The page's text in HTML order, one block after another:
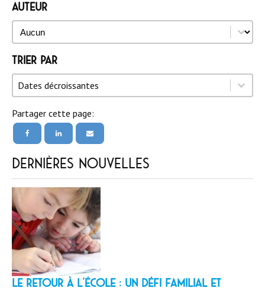
Auteur
Auteur
Auteur
Trier par
Trier par
Trier par
Dates décroissantes
Trier par
Partager cette page:
Dernières nouvelles
LE RETOUR À L’ÉCOLE : un défi familial et